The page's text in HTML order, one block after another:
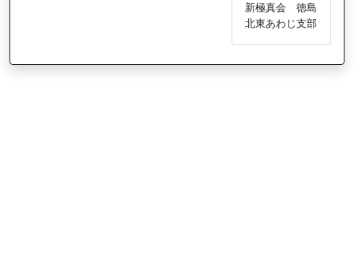
新極真会 徳島
北東あわじ支部